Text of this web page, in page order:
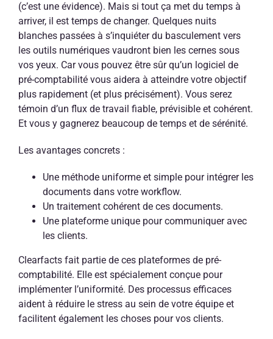
(c’est une évidence). Mais si tout ça met du temps à
arriver, il est temps de changer. Quelques nuits
blanches passées à s’inquiéter du basculement vers
les outils numériques vaudront bien les cernes sous
vos yeux. Car vous pouvez être sûr qu’un logiciel de
pré-comptabilité vous aidera à atteindre votre objectif
plus rapidement (et plus précisément). Vous serez
témoin d’un flux de travail fiable, prévisible et cohérent.
Et vous y gagnerez beaucoup de temps et de sérénité.
Les avantages concrets :
Une méthode uniforme et simple pour intégrer les
documents dans votre workflow.
Un traitement cohérent de ces documents.
Une plateforme unique pour communiquer avec
les clients.
Clearfacts fait partie de ces plateformes de pré-
comptabilité. Elle est spécialement conçue pour
implémenter l’uniformité. Des processus efficaces
aident à réduire le stress au sein de votre équipe et
facilitent également les choses pour vos clients.